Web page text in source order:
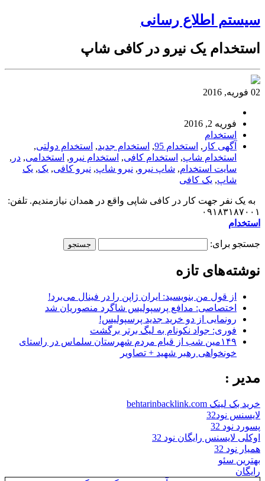
سیستم اطلاع رسانی
استخدام یک نیرو در کافی شاپ
02 فوریه, 2016
فوریه 2, 2016
استخدام
آگهی کار , استخدام 95 , استخدام جدید, استخدام دولتی,
استخدام شاپ, استخدام کافی, استخدام نیرو, استخدامی, در ,
سایت استخدام, شاپ نیرو, نیرو شاپ, نیرو کافی, یک, یک
شاپ, یک کافی
به یک نفر جهت کار در کافی شاپی واقع در همدان نیازمندیم. تلفن:
۰۹۱۸۳۱۸۷۰۰۱
استخدام
جستجو برای:
نوشته‌های تازه
از قول من بنویسید: ایران ژاپن را در فینال می‌برد!
اختصاصی: مدافع پرسپولیس شاگرد منصوریان شد
رونمایی از دو خرید جدید پرسپولیس!
فوری: جواد نکونام به لیگ برتر برگشت
۱۴۹مین شب از قیام مردم شهرستان سلماس در راستای
خونخواهی رهبر شهید + تصاویر
مدیر :
خرید بک لینک behtarinbacklink.com
لایسنس نود32
پسورد نود 32
اوکلی لایسنس رایگان نود 32
همیار نود 32
بهترین سئو
رایگان